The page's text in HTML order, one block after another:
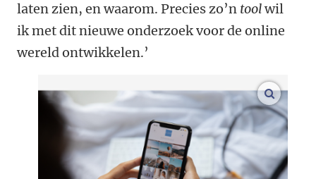
laten zien, en waarom. Precies zo’n toolwil
ik met dit nieuwe onderzoek voor de online
wereld ontwikkelen.’